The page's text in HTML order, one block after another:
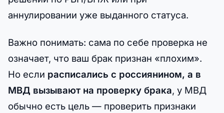
аннулировании уже выданного статуса.
Важно понимать: сама по себе проверка не
означает, что ваш брак признан «плохим».
Но если расписались с россиянином, а в
МВД вызывают на проверку брака, у МВД
обычно есть цель — проверить признаки